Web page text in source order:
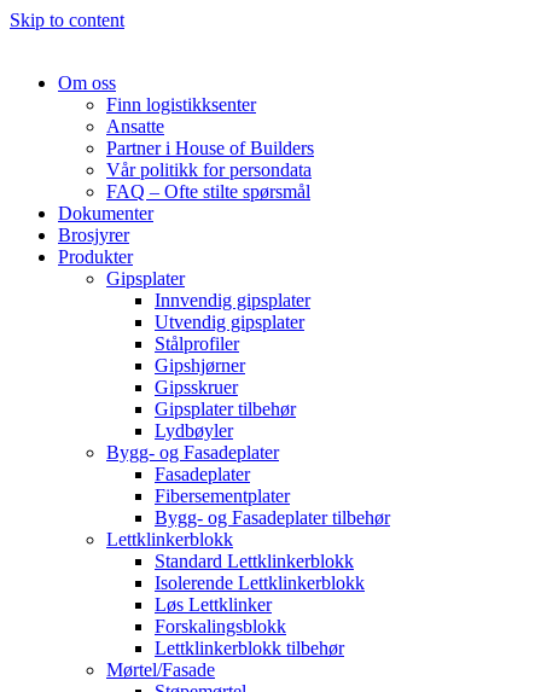
Skip to content
Om oss
Finn logistikksenter
Ansatte
Partner i House of Builders
Vår politikk for persondata
FAQ – Ofte stilte spørsmål
Dokumenter
Brosjyrer
Produkter
Gipsplater
Innvendig gipsplater
Utvendig gipsplater
Stålprofiler
Gipshjørner
Gipsskruer
Gipsplater tilbehør
Lydbøyler
Bygg- og Fasadeplater
Fasadeplater
Fibersementplater
Bygg- og Fasadeplater tilbehør
Lettklinkerblokk
Standard Lettklinkerblokk
Isolerende Lettklinkerblokk
Løs Lettklinker
Forskalingsblokk
Lettklinkerblokk tilbehør
Mørtel/Fasade